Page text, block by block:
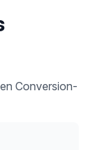
Conversion-